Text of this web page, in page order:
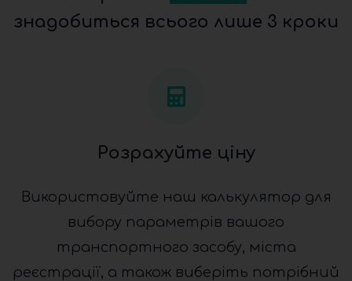
знадобиться всього лише 3 кроки
Розрахуйте ціну
Використовуйте наш калькулятор для
вибору параметрів вашого
транспортного засобу, міста
реєстрації, а також виберіть потрібний